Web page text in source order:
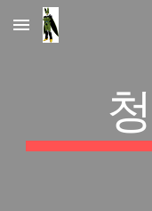
Skip to main content